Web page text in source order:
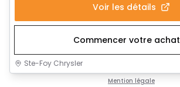
Voir les détails
Commencer votre achat
Ste-Foy Chrysler
Mention légale